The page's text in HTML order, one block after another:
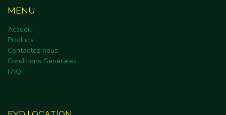
MENU
Accueil
Produits
Contactez-nous
Conditions Générales
FAQ